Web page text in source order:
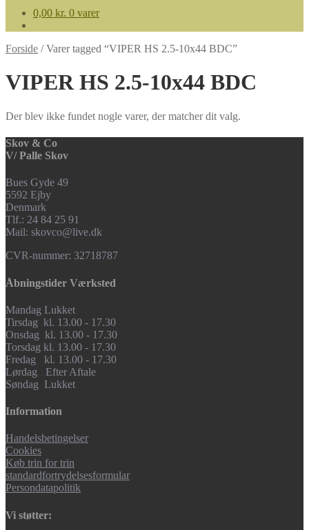
0,00 kr. 0 varer
Forside /Varer tagged “VIPER HS 2.5-10x44 BDC”
VIPER HS 2.5-10x44 BDC
Der blev ikke fundet nogle varer, der matcher dit valg.
Skov & Co
V/ Palle Skov
Bues Gyde 49
5592 Ejby
Denmark
Tlf.: 24 84 25 91
Mail: skovco@live.dk
CVR-nummer: 32718787
Åbningstider Værksted
Mandag Lukket
Tirsdag kl. 13.00 - 17.30
Onsdag kl. 13.00 - 17.30
Torsdag kl. 13.00 - 17.30
Fredag kl. 13.00 - 17.30
Lørdag Efter Aftale
Søndag Lukket
Information
Handelsbetingelser
Cookies
Køb trin for trin
standardfortrydelsesformular
Persondatapolitik
Vi støtter: